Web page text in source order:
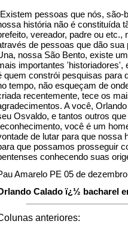
pessoas que nós, são-
história não é constituída
vereador, padre ou
de pessoas que dão
nossa São Bento, existe
importantes 'historiadores',
quem constrói pesquisas para
tempo, não esqueçam de
recentemente, tece os
A você,
Osvaldo, e tantos outros
você é um
de lutar para que nossa
que possamos prosseguir
conhecendo suas
Amarelo PE 05 de
Calado ï¿½ bacharel
anteriores: